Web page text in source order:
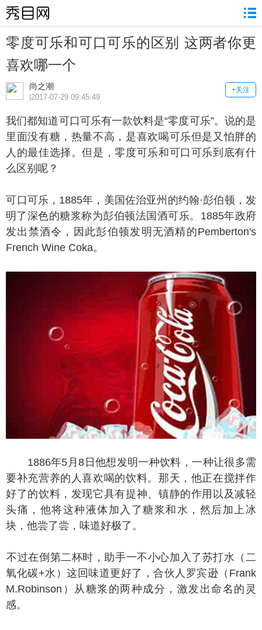
零度可乐和可口可乐的区别 这两者你更
喜欢哪一个
尚之潮 +关注
|2017-07-29 09:45:49
都知道可口可乐有一款饮料是“零度可乐”。说的是
里面没有糖，热量不高，是喜欢喝可乐但是又怕胖的
人的最佳选择。但是，零度可乐和可口可乐到底有什
么区别呢？
可乐，1885年，美国佐治亚州的约翰·彭伯顿，发
明了深色的糖浆称为彭伯顿法国酒可乐。1885年政府
发出禁酒令，因此彭伯顿发明无酒精的Pemberton's
French Wine Coka。
1886年5月8日他想发明一种饮料，一种让很多需
要补充营养的人喜欢喝的饮料。那天，他正在搅拌作
好了的饮料，发现它具有提神、镇静的作用以及减轻
头痛，他将这种液体加入了糖浆和水，然后加上冰
块，他尝了尝，味道好极了。
在倒第二杯时，助手一不小心加入了苏打水（二
氧化碳+水）这回味道更好了，合伙人罗宾逊（Frank
M.Robinson）从糖浆的两种成分，激发出命名的灵
感。